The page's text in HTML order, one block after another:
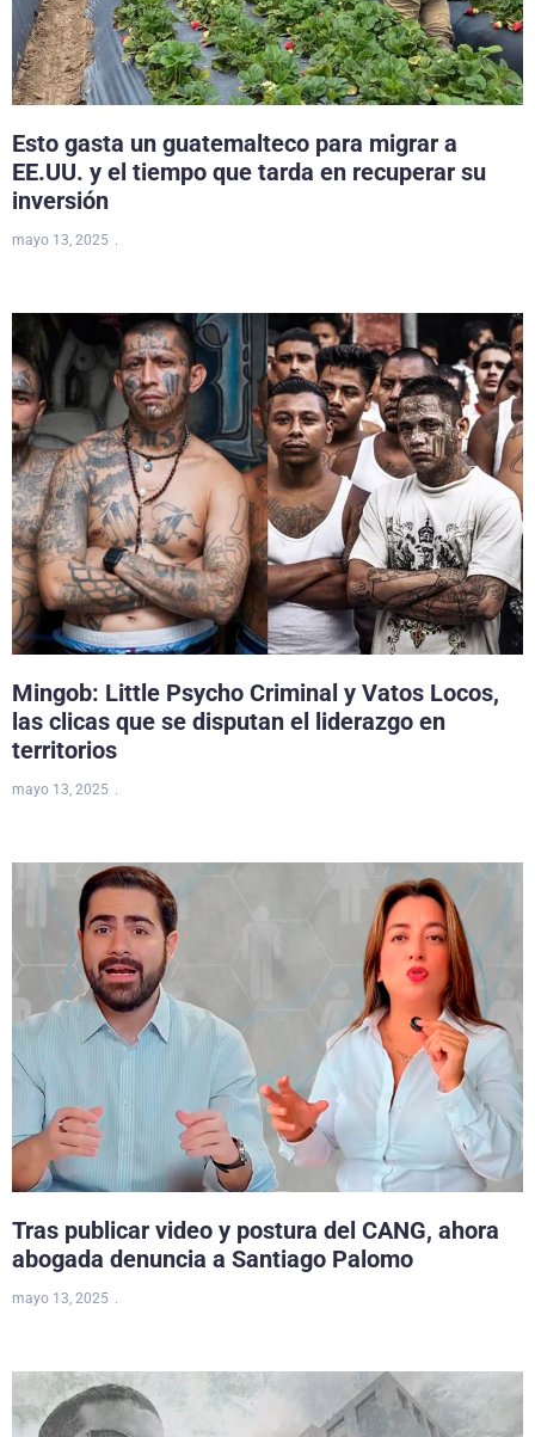
Esto gasta un guatemalteco para migrar a
EE.UU. y el tiempo que tarda en recuperar su
inversión
mayo 13, 2025
Mingob: Little Psycho Criminal y Vatos Locos,
las clicas que se disputan el liderazgo en
territorios
mayo 13, 2025
Tras publicar video y postura del CANG, ahora
abogada denuncia a Santiago Palomo
mayo 13, 2025